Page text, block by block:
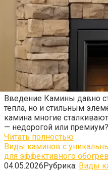
Введение Камины давно
тепла, но и стильным
камина многие
— недорогой или
Читать полностью
Виды каминов с
для эффективного
04.05.2026Рубрика: Виды